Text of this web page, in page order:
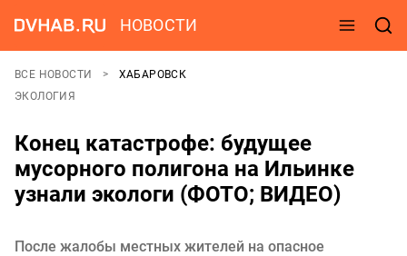
НОВОСТИ
ВСЕ НОВОСТИ
ХАБАРОВСК
ЭКОЛОГИЯ
Конец катастрофе: будущее
мусорного полигона на Ильинке
узнали экологи (ФОТО; ВИДЕО)
После жалобы местных жителей на опасное